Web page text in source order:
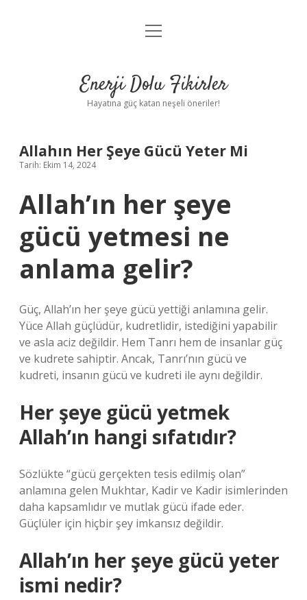
Anasayfa
Yasal Uyarı
menüyü
Enerji Dolu Fikirler
Hayatına güç katan neşeli öneriler!
Allahın Her Şeye Gücü Yeter Mi
Tarih: Ekim 14, 2024
Allah’ın her şeye
gücü yetmesi ne
anlama gelir?
Güç, Allah’ın her şeye gücü yettiği anlamına gelir.
Yüce Allah güçlüdür, kudretlidir, istediğini yapabilir
ve asla aciz değildir. Hem Tanrı hem de insanlar güç
ve kudrete sahiptir. Ancak, Tanrı’nın gücü ve
kudreti, insanın gücü ve kudreti ile aynı değildir.
Her şeye gücü yetmek
Allah’ın hangi sıfatıdır?
Sözlükte “gücü gerçekten tesis edilmiş olan”
anlamına gelen Mukhtar, Kadir ve Kadir isimlerinden
daha kapsamlıdır ve mutlak gücü ifade eder.
Güçlüler için hiçbir şey imkansız değildir.
Allah’ın her şeye gücü yeter
ismi nedir?